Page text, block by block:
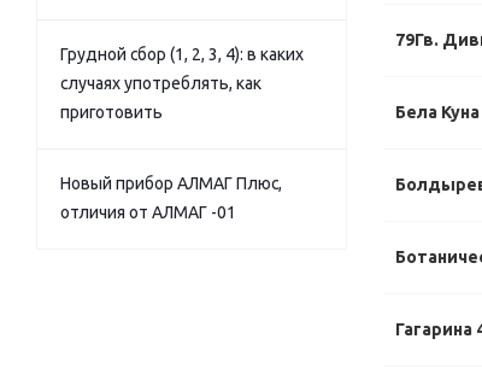
79Гв.
Бела
Гагарина
Грудной сбор (1, 2, 3, 4): в каких
случаях употреблять, как
приготовить
Новый прибор АЛМАГ Плюс,
отличия от АЛМАГ -01